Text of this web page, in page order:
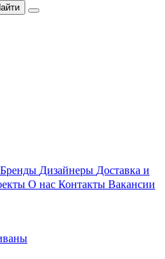
Бренды Дизайнеры Доставка и
О нас Контакты Вакансии